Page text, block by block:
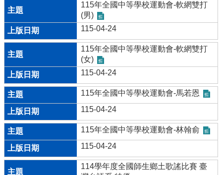
特
資
源
分
區
學
務
處
公
開
資
訊
數
115年全國中等學校運動會-軟網雙打
(男)
115-04-24
115年全國中等學校運動會-軟網雙打
(女)
115-04-24
115年全國中等學校運動會-馬若恩
115-04-24
115年全國中等學校運動會-林翰俞
115-04-24
114學年度全國師生鄉土歌謠比賽 臺